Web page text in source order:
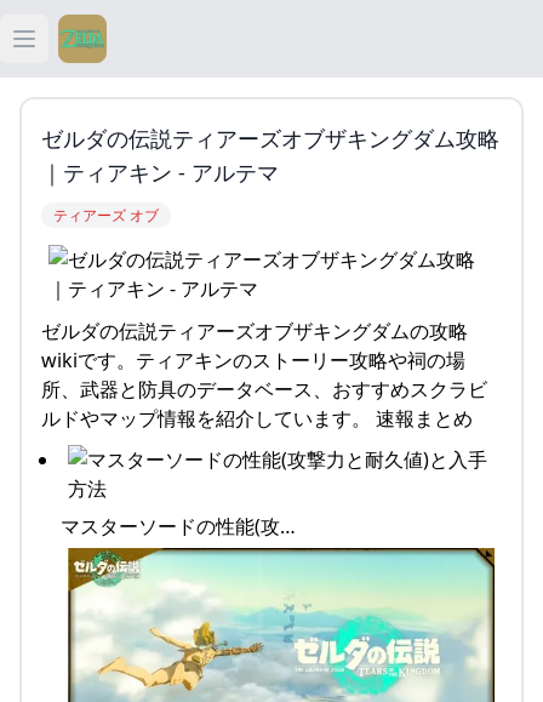
Open main menu
ティアキン
ティアキン 祠
ティアキン 攻略
ゼルダの伝説ティアーズオブザキングダム攻略
｜ティアキン - アルテマ
ティアーズ オブ
ゼルダの伝説ティアーズオブザキングダムの攻略
wikiです。ティアキンのストーリー攻略や祠の場
所、武器と防具のデータベース、おすすめスクラビ
ルドやマップ情報を紹介しています。 速報まとめ
マスターソードの性能(攻…